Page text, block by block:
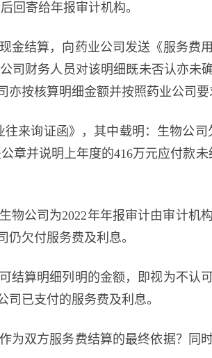
回寄给年报审计机构。
金结算，向药业公司发送《服务费
财务人员对该明细既未否认亦未
按核算明细金额并按照药业公司要
来询证函》，其中载明：生物公
章并说明上年度的416万元应付款未
物公司为2022年年报审计由审计机
仍欠付服务费及利息。
结算明细列明的金额，即视为不认
已支付的服务费及利息。
为双方服务费结算的最终依据？同